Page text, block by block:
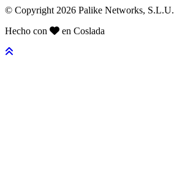
© Copyright 2026 Palike Networks, S.L.U.
Hecho con
en Coslada